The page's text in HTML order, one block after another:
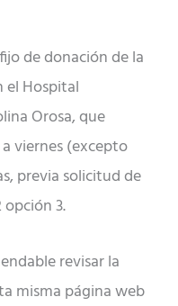
de donación de la
el Hospital
Orosa, que
viernes (excepto
previa solicitud de
3.
revisar la
misma página web